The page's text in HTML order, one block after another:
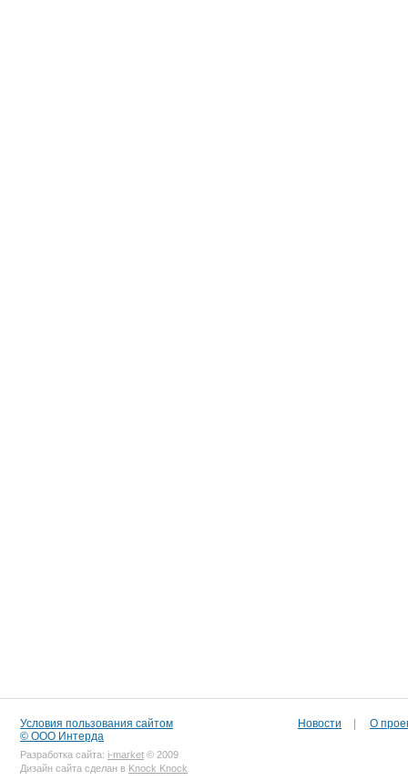
Условия пользования сайтом
© ООО Интерда
Разработка сайта: i-market © 2009
Дизайн сайта сделан в Knock Knock
Новости О